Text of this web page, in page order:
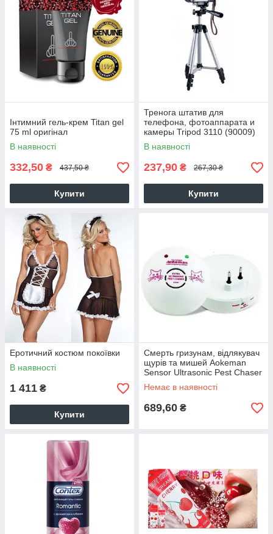
Інтимний гель-крем Titan gel
75 ml оригінал
В наявності
332,50 ₴ 437,50 ₴
Купити
Тренога штатив для
телефона, фотоаппарата и
камеры Tripod 3110 (90009)
В наявності
237,90 ₴ 267,30 ₴
Купити
Еротичний костюм покоївки
В наявності
1 411 ₴
Купити
Смерть гризунам, відлякувач
щурів та мишей Aokeman
Sensor Ultrasonic Pest Chaser
AO - 201 (4896)
Немає в наявності
689,60 ₴